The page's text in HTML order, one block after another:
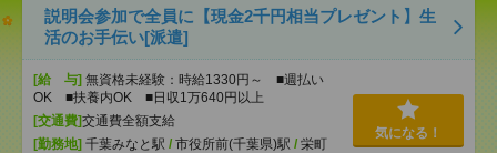
説明会参加で全員に【現金2千円相当プレゼント】生
活のお手伝い[派遣]
[給 与] 無資格未経験：時給1330円～ ■週払い
OK ■扶養内OK ■日収1万640円以上
[交通費]交通費全額支給
[勤務地] 千葉みなと駅 / 市役所前(千葉県)駅 / 栄町
気になる！